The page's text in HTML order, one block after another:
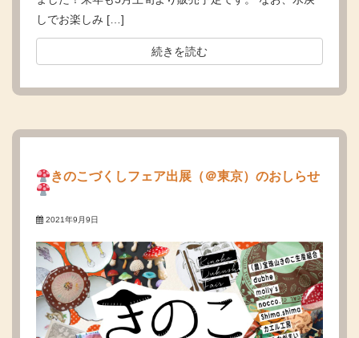
しでお楽しみ […]
続きを読む
きのこづくしフェア出展（＠東京）のおしらせ
2021年9月9日